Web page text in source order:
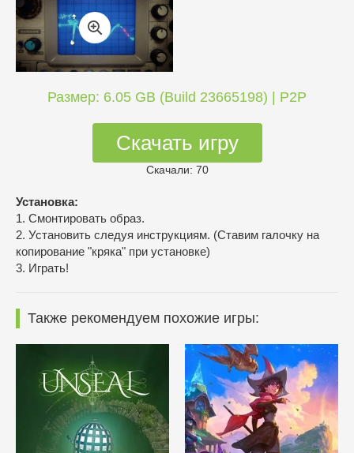
Размер: 6.05 GB (Build 23665198) | P2P
Скачать игру
Скачали: 70
Установка:
1. Смонтировать образ.
2. Установить следуя инструкциям. (Ставим галочку на
копирование "кряка" при установке)
3. Играть!
Также рекомендуем похожие игры: